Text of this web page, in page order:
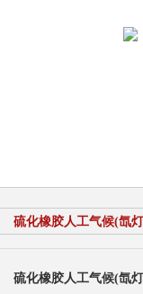
硫化橡胶人工气候(氙
硫化橡胶人工气候(氙